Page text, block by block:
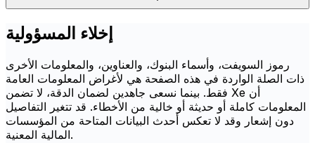
إخلاء المسؤولية
رموز السويفت، وأسماء البنوك، والعناوين، والمعلومات الأخرى
ذات الصلة الواردة في هذه الصفحة هي لأغراض المعلومات العامة
فقط. بينما نسعى جاهدين لضمان الدقة، لا تضمن Xe أن
المعلومات كاملة أو حديثة أو خالية من الأخطاء. قد تتغير التفاصيل
دون إشعار وقد لا تعكس أحدث البيانات المتاحة من المؤسسات
المالية المعنية.